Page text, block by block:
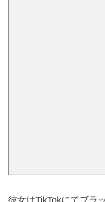
彼女はTikTokにてブラ